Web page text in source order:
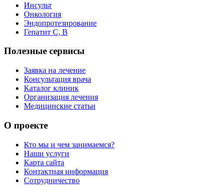
Инсульт
Онкология
Эндопротезирование
Гепатит C, B
Полезные сервисы
Заявка на лечение
Консультация врача
Каталог клиник
Организация лечения
Медицинские статьи
О проекте
Кто мы и чем занимаемся?
Наши услуги
Карта сайта
Контактная информация
Сотрудничество